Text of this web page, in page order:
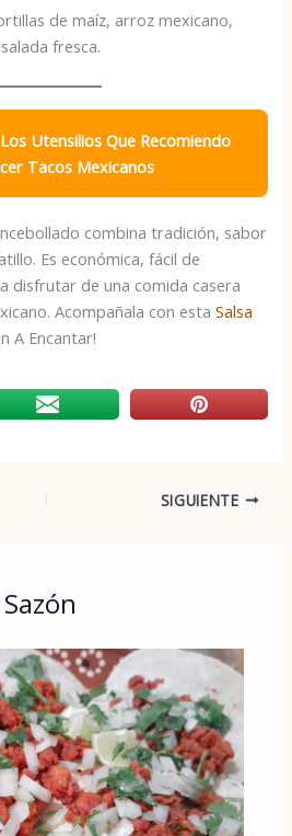
de maíz, arroz mexicano,
fresca.
Utensilios Que Recomiendo
Tacos Mexicanos
combina tradición, sabor
Es económica, fácil de
disfrutar de una comida casera
Acompañala con estaSalsa
A Encantar!
SIGUIENTE